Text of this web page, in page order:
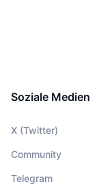
Soziale Medien
X (Twitter)
Community
Telegram